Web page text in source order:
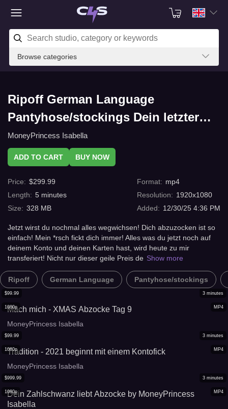
Browse categories
Ripoff German Language
Pantyhose/stockings Dein letzter
Kontofick in diesem Jahr by
MoneyPrincess Isabella with
C4s.com
MoneyPrincess Isabella
ADD TO CART BUY NOW
Price: $299.99
Length: 5 minutes
Size: 328 MB
Format: mp4
Resolution: 1920x1080
Added: 12/30/25 4:36 PM
Jetzt wirst du nochmal alles wegwichsen! Dich abzuzocken ist so
einfach! Mein *rsch fickt dich immer! Alles was du jetzt noch auf
deinem Konto und deinen Karten hast, wird heute zu mir
transferiert! Nicht nur dieser geile Preis de Show more
Ripoff German Language Pantyhose/stockings
MP4
1080p
$99.99 3 minutes
Mach mich - XMAS Abzocke Tag 9
MoneyPrincess Isabella
MP4
1080p
$99.99 3 minutes
Tradition - 2021 beginnt mit einem Kontofick
MoneyPrincess Isabella
MP4
1080p
$999.99 3 minutes
Dein Zahlschwanz liebt Abzocke by MoneyPrincess
Isabella